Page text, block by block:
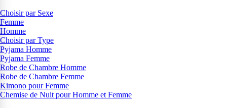
Choisir par Sexe
Femme
Homme
Choisir par Type
Pyjama Homme
Pyjama Femme
Robe de Chambre Homme
Robe de Chambre Femme
Kimono pour Femme
Chemise de Nuit pour Homme et Femme